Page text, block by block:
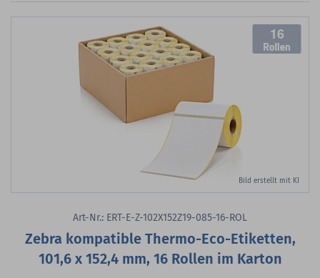
16
Bild erstellt mit KI
Art-Nr.: ERT-E-Z-102X152Z19-085-16-ROL
Zebra kompatible Thermo-Eco-Etiketten,
101,6 x 152,4 mm, 16 Rollen im Karton